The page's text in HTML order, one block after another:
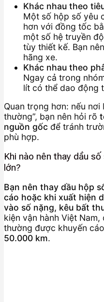
Khác nhau theo
Một số hộp số yêu
hơn với đồng tốc
một số hệ truyền
tùy thiết kế. Bạn
hãng xe.
Khác nhau theo
Ngay cả trong
lít có thể dao động
Quan trọng hơn: nếu nơi
thường”, bạn nên hỏi rõ
nguồn gốc để tránh
phù hợp.
Khi nào nên thay dầu
lớn?
Bạn nên thay dầu hộp
cáo hoặc khi xuất hiện
vào số nặng, kêu bất
kiện vận hành Việt
thường được khuyến
50.000 km.